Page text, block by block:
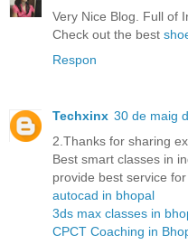
Very Nice Blog. Full of
Check out the best
Respon
Techxinx 30 de maig
2.Thanks for sharing
Best smart classes in
provide best service for
autocad in bhopal
3ds max classes in
CPCT Coaching in